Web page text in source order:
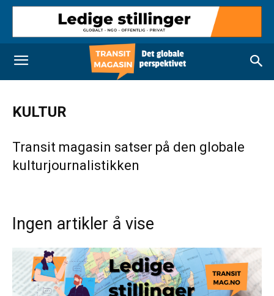
KULTUR
Transit magasin satser på den globale
kulturjournalistikken
Ingen artikler å vise